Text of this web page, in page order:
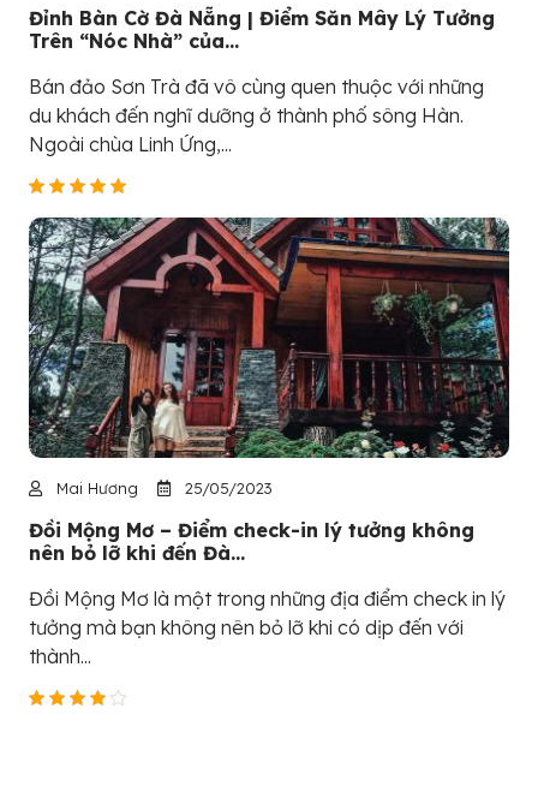
Đỉnh Bàn Cờ Đà Nẵng | Điểm Săn Mây Lý Tưởng
Trên “Nóc Nhà” của...
Bán đảo Sơn Trà đã vô cùng quen thuộc với những
du khách đến nghĩ dưỡng ở thành phố sông Hàn.
Ngoài chùa Linh Ứng,...
Mai Hương 25/05/2023
Đồi Mộng Mơ – Điểm check-in lý tưởng không
nên bỏ lỡ khi đến Đà...
Đồi Mộng Mơ là một trong những địa điểm check in lý
tưởng mà bạn không nên bỏ lỡ khi có dịp đến với
thành...